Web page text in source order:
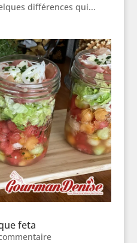
différences qui...
feta